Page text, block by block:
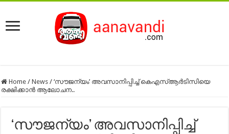
Home / News / ‘സൗജന്യം’ അവസാനിപ്പിച്ച് കെഎസ്ആർടിസിയെ
രക്ഷിക്കാൻ ആലോചന..
‘സൗജന്യം’ അവസാനിപ്പിച്ച്